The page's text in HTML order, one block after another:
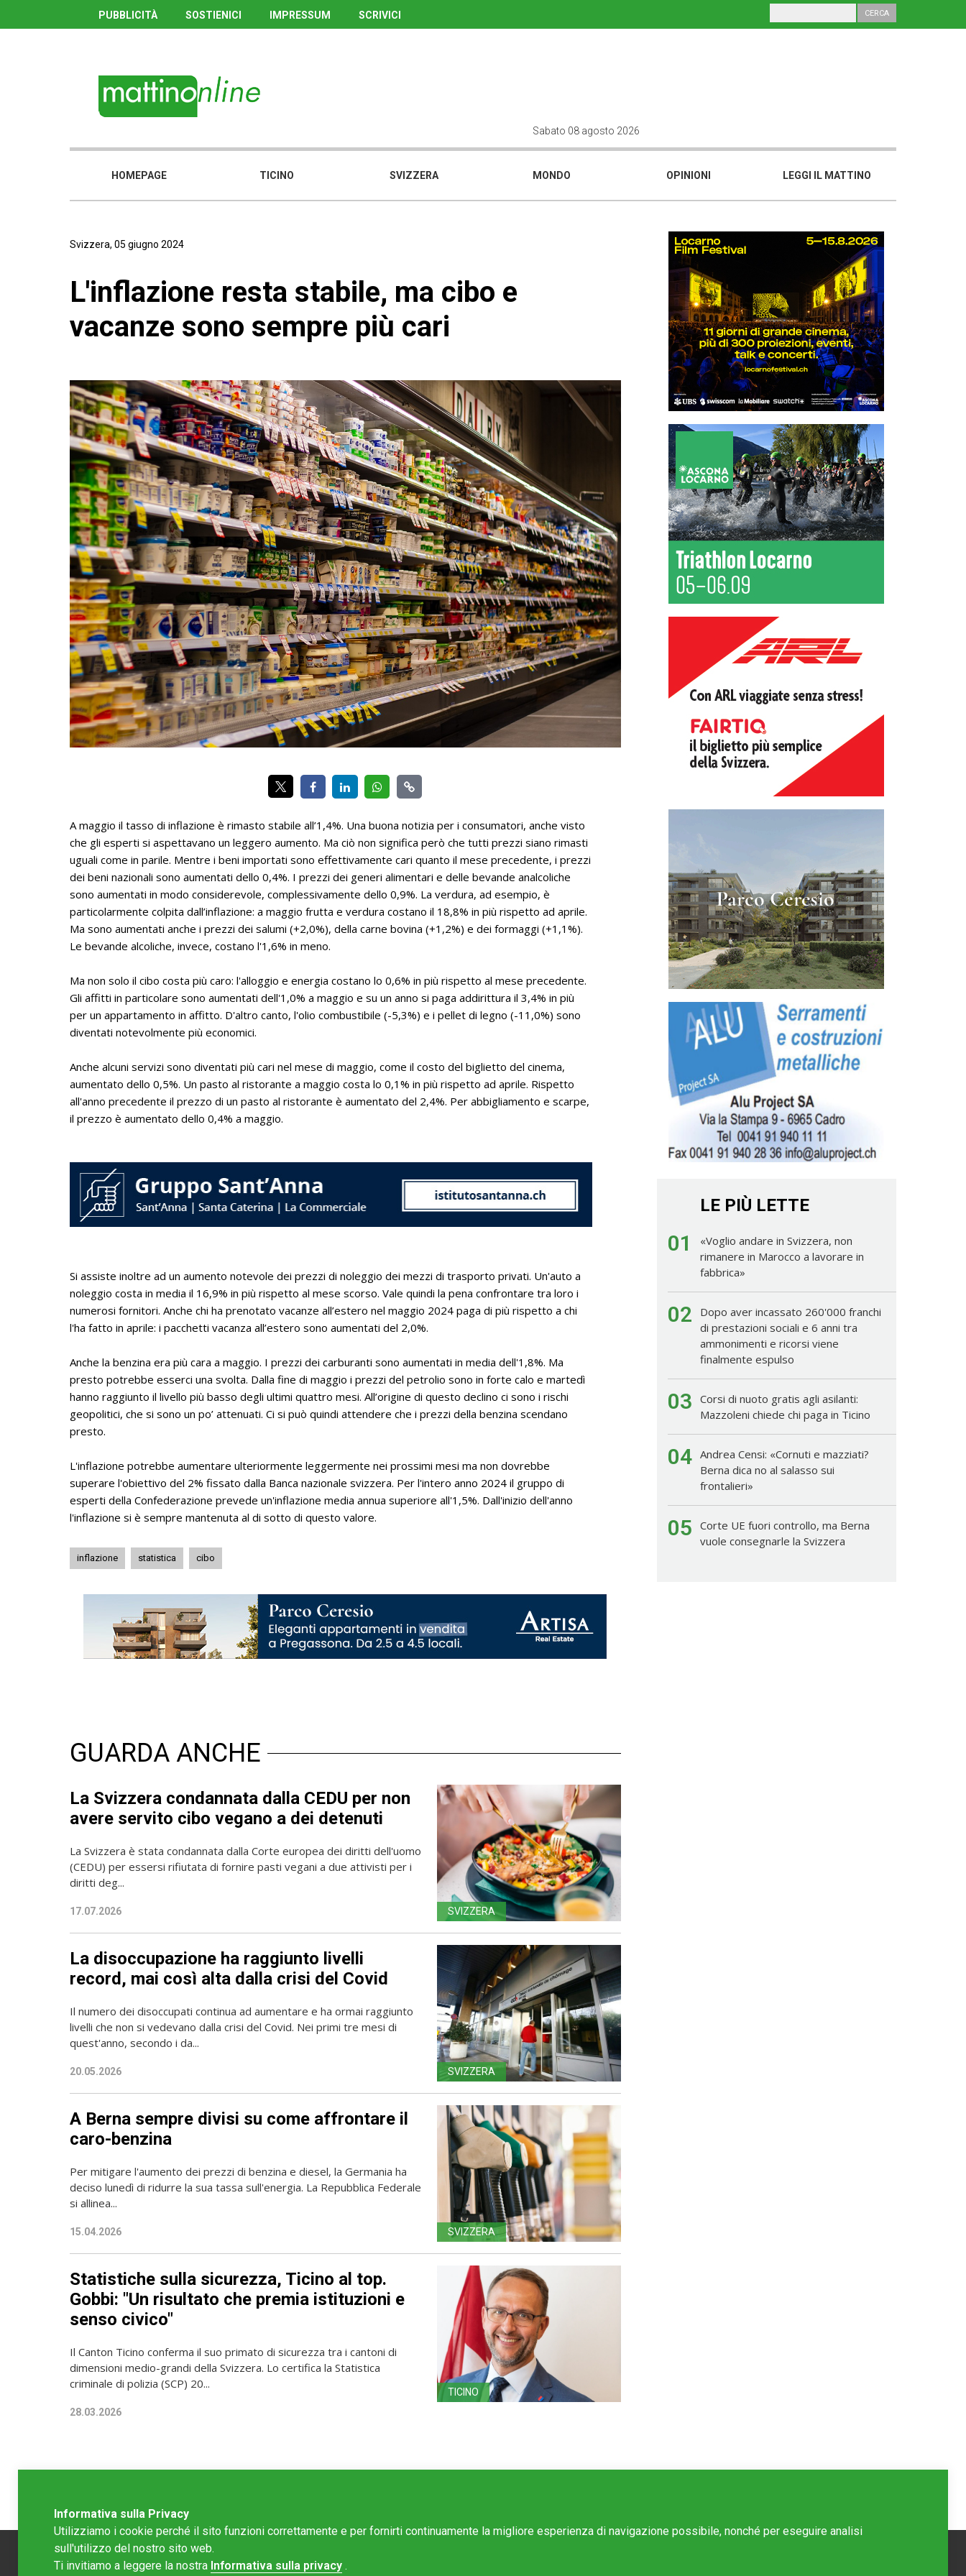
PUBBLICITÀ SOSTIENICI IMPRESSUM SCRIVICI
Sabato 08 agosto 2026
HOMEPAGE TICINO SVIZZERA MONDO OPINIONI LEGGI IL MATTINO
Svizzera, 05 giugno 2024
L'inflazione resta stabile, ma cibo e
vacanze sono sempre più cari
A maggio il tasso di inflazione è rimasto stabile all’1,4%. Una buona notizia per i consumatori, anche visto
che gli esperti si aspettavano un leggero aumento. Ma ciò non significa però che tutti prezzi siano rimasti
uguali come in parile. Mentre i beni importati sono effettivamente cari quanto il mese precedente, i prezzi
dei beni nazionali sono aumentati dello 0,4%. I prezzi dei generi alimentari e delle bevande analcoliche
sono aumentati in modo considerevole, complessivamente dello 0,9%. La verdura, ad esempio, è
particolarmente colpita dall’inflazione: a maggio frutta e verdura costano il 18,8% in più rispetto ad aprile.
Ma sono aumentati anche i prezzi dei salumi (+2,0%), della carne bovina (+1,2%) e dei formaggi (+1,1%).
Le bevande alcoliche, invece, costano l'1,6% in meno.
Ma non solo il cibo costa più caro: l'alloggio e energia costano lo 0,6% in più rispetto al mese precedente.
Gli affitti in particolare sono aumentati dell'1,0% a maggio e su un anno si paga addirittura il 3,4% in più
per un appartamento in affitto. D'altro canto, l'olio combustibile (-5,3%) e i pellet di legno (-11,0%) sono
diventati notevolmente più economici.
Anche alcuni servizi sono diventati più cari nel mese di maggio, come il costo del biglietto del cinema,
aumentato dello 0,5%. Un pasto al ristorante a maggio costa lo 0,1% in più rispetto ad aprile. Rispetto
all'anno precedente il prezzo di un pasto al ristorante è aumentato del 2,4%. Per abbigliamento e scarpe,
il prezzo è aumentato dello 0,4% a maggio.
Si assiste inoltre ad un aumento notevole dei prezzi di noleggio dei mezzi di trasporto privati. Un'auto a
noleggio costa in media il 16,9% in più rispetto al mese scorso. Vale quindi la pena confrontare tra loro i
numerosi fornitori. Anche chi ha prenotato vacanze all’estero nel maggio 2024 paga di più rispetto a chi
l'ha fatto in aprile: i pacchetti vacanza all’estero sono aumentati del 2,0%.
Anche la benzina era più cara a maggio. I prezzi dei carburanti sono aumentati in media dell'1,8%. Ma
presto potrebbe esserci una svolta. Dalla fine di maggio i prezzi del petrolio sono in forte calo e martedì
hanno raggiunto il livello più basso degli ultimi quattro mesi. All’origine di questo declino ci sono i rischi
geopolitici, che si sono un po’ attenuati. Ci si può quindi attendere che i prezzi della benzina scendano
presto.
L'inflazione potrebbe aumentare ulteriormente leggermente nei prossimi mesi ma non dovrebbe
superare l'obiettivo del 2% fissato dalla Banca nazionale svizzera. Per l'intero anno 2024 il gruppo di
esperti della Confederazione prevede un'inflazione media annua superiore all'1,5%. Dall'inizio dell'anno
l'inflazione si è sempre mantenuta al di sotto di questo valore.
inflazione statistica cibo
GUARDA ANCHE
La Svizzera condannata dalla CEDU per non
avere servito cibo vegano a dei detenuti
La Svizzera è stata condannata dalla Corte europea dei diritti dell'uomo
(CEDU) per essersi rifiutata di fornire pasti vegani a due attivisti per i
diritti deg...
17.07.2026 SVIZZERA
La disoccupazione ha raggiunto livelli
record, mai così alta dalla crisi del Covid
Il numero dei disoccupati continua ad aumentare e ha ormai raggiunto
livelli che non si vedevano dalla crisi del Covid. Nei primi tre mesi di
quest'anno, secondo i da...
20.05.2026 SVIZZERA
A Berna sempre divisi su come affrontare il
caro-benzina
Per mitigare l'aumento dei prezzi di benzina e diesel, la Germania ha
deciso lunedì di ridurre la sua tassa sull'energia. La Repubblica Federale
si allinea...
15.04.2026 SVIZZERA
Statistiche sulla sicurezza, Ticino al top.
Gobbi: "Un risultato che premia istituzioni e
senso civico"
Il Canton Ticino conferma il suo primato di sicurezza tra i cantoni di
dimensioni medio-grandi della Svizzera. Lo certifica la Statistica
criminale di polizia (SCP) 20...
28.03.2026
TICINO
LE PIÙ LETTE
01
«Voglio andare in Svizzera, non
rimanere in Marocco a lavorare in
fabbrica»
02
Dopo aver incassato 260'000 franchi
di prestazioni sociali e 6 anni tra
ammonimenti e ricorsi viene
finalmente espulso
03 Corsi di nuoto gratis agli asilanti:
Mazzoleni chiede chi paga in Ticino
04 Andrea Censi: «Cornuti e mazziati?
Berna dica no al salasso sui
frontalieri»
05 Corte UE fuori controllo, ma Berna
vuole consegnarle la Svizzera
Informativa sulla Privacy
Utilizziamo i cookie perché il sito funzioni correttamente e per fornirti continuamente la migliore esperienza di navigazione possibile, nonché per eseguire analisi
sull'utilizzo del nostro sito web.
Ti invitiamo a leggere la nostra Informativa sulla privacy .